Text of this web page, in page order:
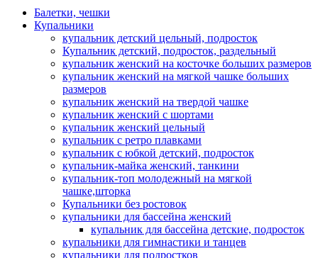
Балетки, чешки
Купальники
купальник детский цельный, подросток
Купальник детский, подросток, раздельный
купальник женский на косточке больших размеров
купальник женский на мягкой чашке больших
размеров
купальник женский на твердой чашке
купальник женский с шортами
купальник женский цельный
купальник с ретро плавками
купальник с юбкой детский, подросток
купальник-майка женский, танкини
купальник-топ молодежный на мягкой
чашке,шторка
Купальники без ростовок
купальники для бассейна женский
купальник для бассейна детские, подросток
купальники для гимнастики и танцев
купальники для подростков